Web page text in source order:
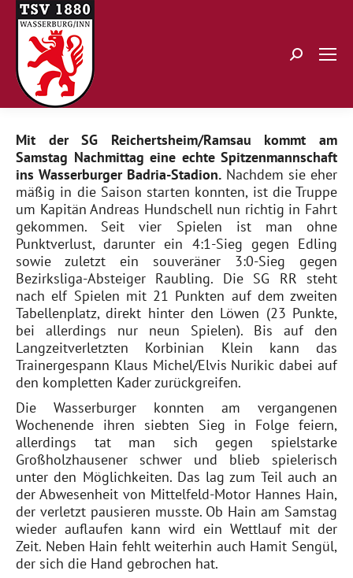
Search:
Mit der SG Reichertsheim/Ramsau kommt am
Samstag Nachmittag eine echte Spitzenmannschaft
ins Wasserburger Badria-Stadion. Nachdem sie eher
mäßig in die Saison starten konnten, ist die Truppe
um Kapitän Andreas Hundschell nun richtig in Fahrt
gekommen. Seit vier Spielen ist man ohne
Punktverlust, darunter ein 4:1-Sieg gegen Edling
sowie zuletzt ein souveräner 3:0-Sieg gegen
Bezirksliga-Absteiger Raubling. Die SG RR steht
nach elf Spielen mit 21 Punkten auf dem zweiten
Tabellenplatz, direkt hinter den Löwen (23 Punkte,
bei allerdings nur neun Spielen). Bis auf den
Langzeitverletzten Korbinian Klein kann das
Trainergespann Klaus Michel/Elvis Nurikic dabei auf
den kompletten Kader zurückgreifen.
Die Wasserburger konnten am vergangenen
Wochenende ihren siebten Sieg in Folge feiern,
allerdings tat man sich gegen spielstarke
Großholzhausener schwer und blieb spielerisch
unter den Möglichkeiten. Das lag zum Teil auch an
der Abwesenheit von Mittelfeld-Motor Hannes Hain,
der verletzt pausieren musste. Ob Hain am Samstag
wieder auflaufen kann wird ein Wettlauf mit der
Zeit. Neben Hain fehlt weiterhin auch Hamit Sengül,
der sich die Hand gebrochen hat.